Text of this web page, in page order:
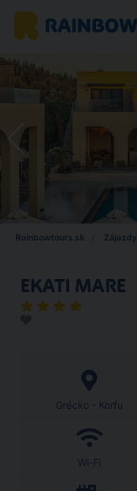
Rainbowtours.sk Zájazdy
EKATI MARE
Grécko - Korfu
Wi-Fi